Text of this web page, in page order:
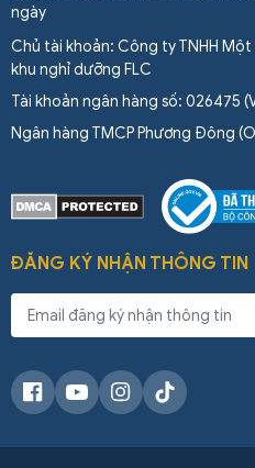
ngày
Chủ tài khoản: Công ty TNHH
khu nghỉ dưỡng FLC
Tài khoản ngân hàng số: 026475
Ngân hàng TMCP Phương Đông
ĐĂNG KÝ NHẬN THÔNG TIN